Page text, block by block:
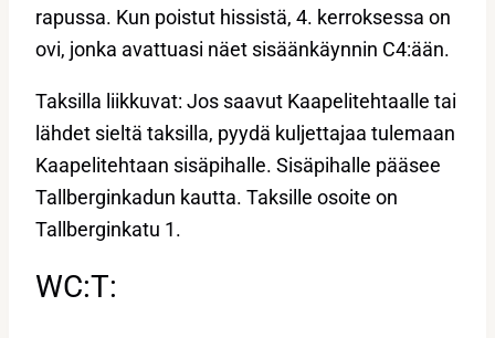
rapussa. Kun poistut hissistä, 4. kerroksessa on
ovi, jonka avattuasi näet sisäänkäynnin C4:ään.
Taksilla liikkuvat: Jos saavut Kaapelitehtaalle tai
lähdet sieltä taksilla, pyydä kuljettajaa tulemaan
Kaapelitehtaan sisäpihalle. Sisäpihalle pääsee
Tallberginkadun kautta. Taksille osoite on
Tallberginkatu 1.
WC:T: